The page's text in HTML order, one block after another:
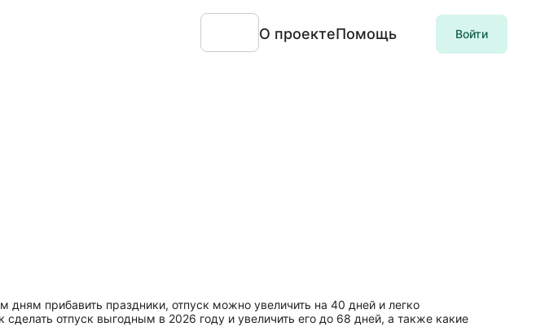
О проектеПомощь Войти
дням прибавить праздники, отпуск можно увеличить на 40 дней и легко
отпуск выгодным в 2026 году и увеличить его до 68 дней, а также какие